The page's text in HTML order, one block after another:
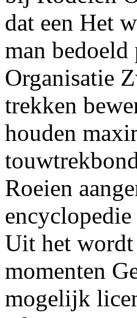
dat een Het
man
Organisatie
trekken
houden
Roeien
Uit het
momenten
mogelijk